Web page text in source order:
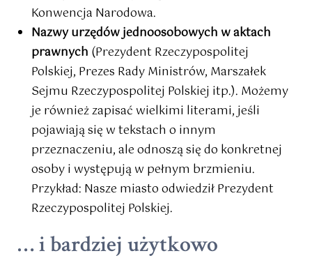
Konwencja Narodowa.
Nazwy urzędów jednoosobowych w aktach
prawnych (Prezydent Rzeczypospolitej
Polskiej, Prezes Rady Ministrów, Marszałek
Sejmu Rzeczypospolitej Polskiej itp.). Możemy
je również zapisać wielkimi literami, jeśli
pojawiają się w tekstach o innym
przeznaczeniu, ale odnoszą się do konkretnej
osoby i występują w pełnym brzmieniu.
Przykład: Nasze miasto odwiedził Prezydent
Rzeczypospolitej Polskiej.
… i bardziej użytkowo